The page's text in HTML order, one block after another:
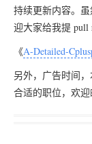
持续更新内容。
迎大家给我提 pull
《A-Detailed-
另外，广告时间
合适的职位，欢